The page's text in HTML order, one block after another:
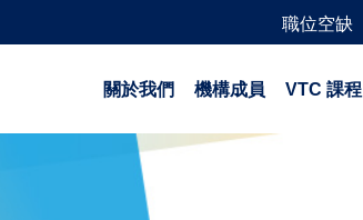
職位空缺
關於我們 機構成員 VTC 課程